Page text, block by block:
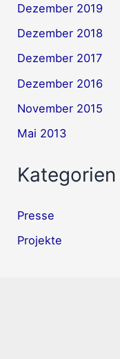
Dezember 2019
Dezember 2018
Dezember 2017
Dezember 2016
November 2015
Mai 2013
Kategorien
Presse
Projekte